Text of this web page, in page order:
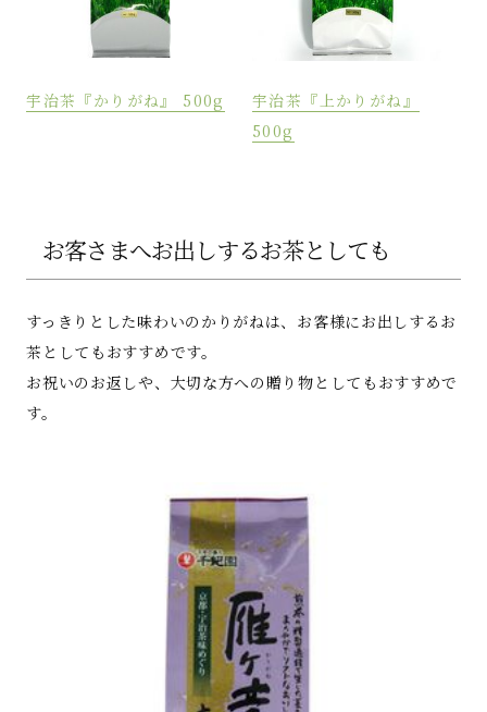
宇治茶『かりがね』 500g
宇治茶『上かりがね』
500g
お客さまへお出しするお茶としても
すっきりとした味わいのかりがねは、お客様にお出しするお
茶としてもおすすめです。
お祝いのお返しや、大切な方への贈り物としてもおすすめで
す。